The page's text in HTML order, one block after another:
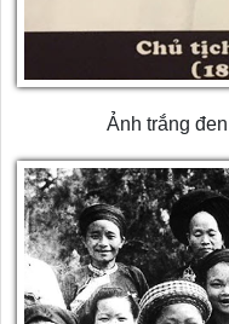
Ảnh trắng